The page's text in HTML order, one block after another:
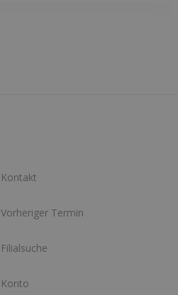
Kontakt
Vorheriger Termin
Filialsuche
Konto